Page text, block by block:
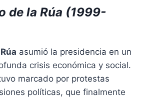
de la Rúa (1999-
asumió la presidencia en un
crisis económica y social.
marcado por protestas
políticas, que finalmente